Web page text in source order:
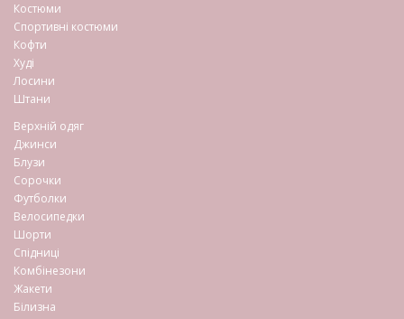
Костюми
Спортивні костюми
Кофти
Худі
Лосини
Штани
Верхній одяг
Джинси
Блузи
Сорочки
Футболки
Велосипедки
Шорти
Спідниці
Комбінезони
Жакети
Білизна